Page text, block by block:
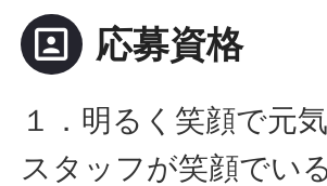
portrait 応募資格
１．明るく笑顔で元
スタッフが笑顔でい